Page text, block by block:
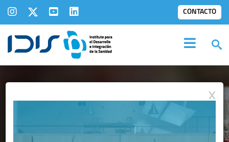
CONTACTO
X